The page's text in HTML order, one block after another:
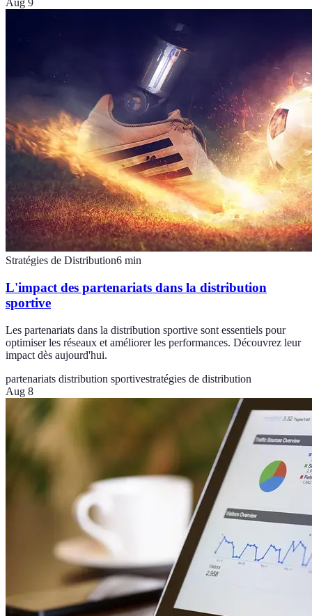
Aug 9
Stratégies de Distribution6 min
L'impact des partenariats dans la distribution
sportive
Les partenariats dans la distribution sportive sont essentiels pour
optimiser les réseaux et améliorer les performances. Découvrez leur
impact dès aujourd'hui.
partenariats distribution sportivestratégies de distribution
Aug 8